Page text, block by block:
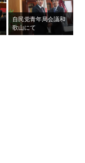
自民党青年局会議和
歌山にて